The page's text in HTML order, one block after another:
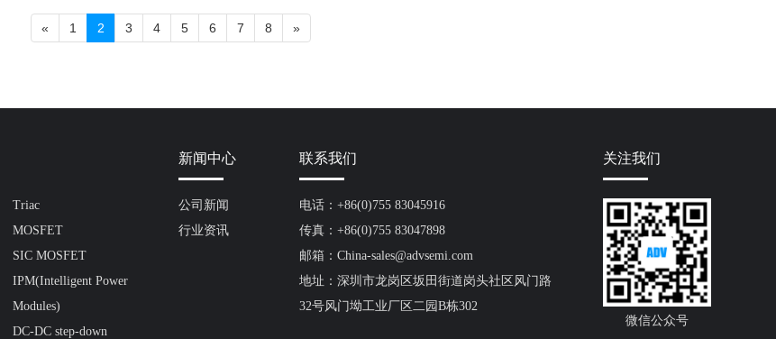
« 1 2 3 4 5 6 7 8 »
Triac
MOSFET
SIC MOSFET
IPM(Intelligent Power
Modules)
DC-DC step-down
新闻中心
公司新闻
行业资讯
联系我们
电话：+86(0)755 83045916
传真：+86(0)755 83047898
邮箱：China-sales@advsemi.com
地址：深圳市龙岗区坂田街道岗头社区风门路
32号风门坳工业厂区二园B栋302
关注我们
微信公众号